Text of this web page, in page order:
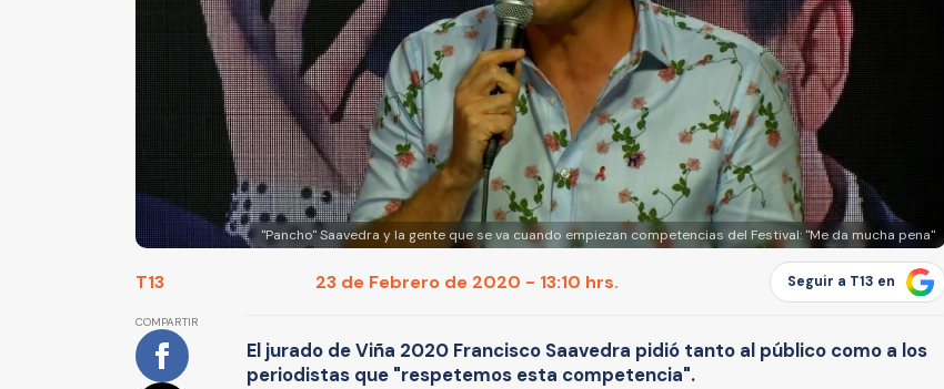
"Pancho" Saavedra y la gente que se va cuando empiezan competencias del Festival: "Me da mucha pena"
T13 23 de Febrero de 2020 - 13:10 hrs. Seguir a T13 en
COMPARTIR
El jurado de Viña 2020 Francisco Saavedra pidió tanto al público como a los
periodistas que "respetemos esta competencia".